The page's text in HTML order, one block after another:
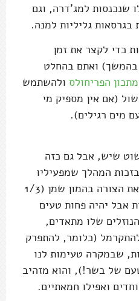
שנכנסות למג'דרה, וגם
בגרסאות גליליות למנה.
כדי לקצר את זמן
בהמשך) ואתם בהחלט
מתכון הפריחולס ולהשתמש
(אם אין מספיק מי
מים רגילים).
שיש, אבל גם כזה
המהלך שמפעיליו
עליו בהכנה זו: מטגנים לו את הצורה בהמון שמן (1/3
אבל יהיה פחות טעים
שלו מתאדים,
(כלומר, להתפרק
שבמקרה טעימות לנו
של בשר!), והוא מזהיב
ואפילו חמאתיים.